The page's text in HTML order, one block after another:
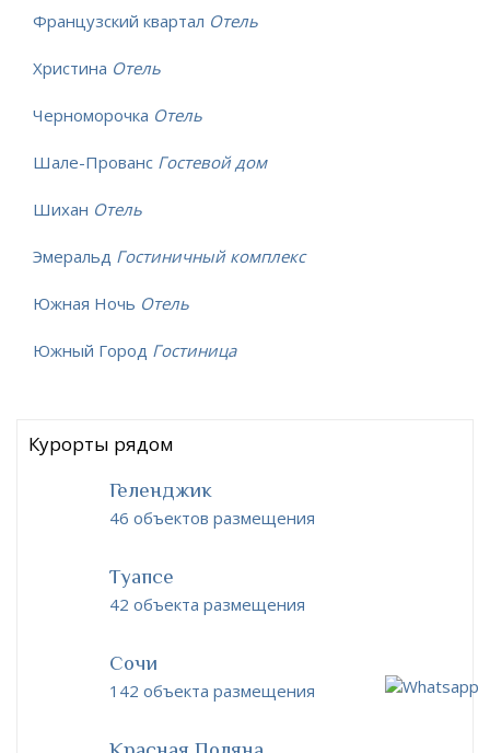
Французский квартал Отель
Христина Отель
Черноморочка Отель
Шале-Прованс Гостевой дом
Шихан Отель
Эмеральд Гостиничный комплекс
Южная Ночь Отель
Южный Город Гостиница
Курорты рядом
Геленджик
46 объектов размещения
Туапсе
42 объекта размещения
Сочи
142 объекта размещения